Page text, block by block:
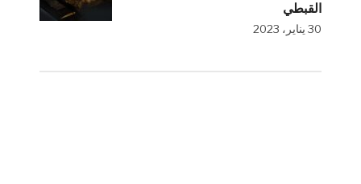
القبطي
30 يناير، 2023